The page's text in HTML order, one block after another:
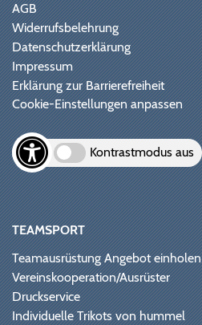
AGB
Widerrufsbelehrung
Datenschutzerklärung
Impressum
Erklärung zur Barrierefreiheit
Cookie-Einstellungen anpassen
Kontrastmodus aus
TEAMSPORT
Teamausrüstung Angebot einholen
Vereinskooperation/Ausrüster
Druckservice
Individuelle Trikots von hummel